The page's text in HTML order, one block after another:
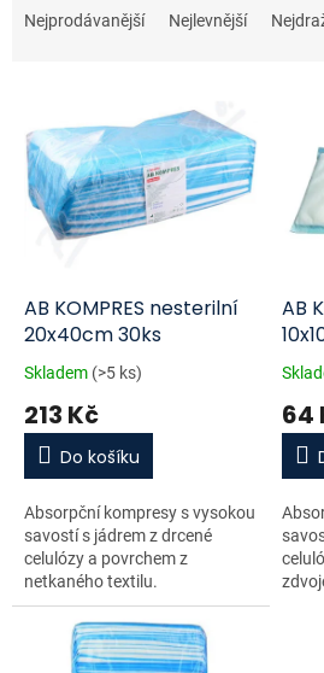
a
p
ů
Nejprodávanější Nejlevnější
p
d
u
AB KOMPRES nesterilní
20x40cm 30ks
Skladem (>5 ks)
213 Kč
Do košíku
Absorpční kompresy s vysokou
savostí s jádrem z drcené
celulózy a povrchem z
netkaného textilu.
AB
64